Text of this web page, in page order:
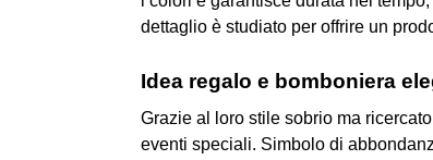
dettaglio è studiato per offrire un
Idea regalo e bomboniera
Grazie al loro stile sobrio ma
eventi speciali. Simbolo di